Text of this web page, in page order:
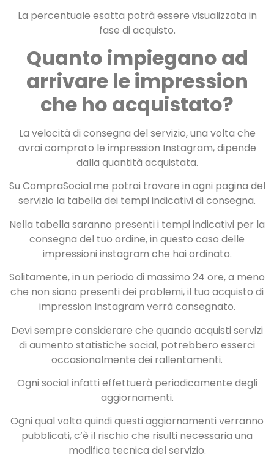
La percentuale esatta potrà essere visualizzata in
fase di acquisto.
Quanto impiegano ad
arrivare le impression
che ho acquistato?
La velocità di consegna del servizio, una volta che
avrai comprato le impression Instagram, dipende
dalla quantità acquistata.
Su CompraSocial.me potrai trovare in ogni pagina del
servizio la tabella dei tempi indicativi di consegna.
Nella tabella saranno presenti i tempi indicativi per la
consegna del tuo ordine, in questo caso delle
impressioni instagram che hai ordinato.
Solitamente, in un periodo di massimo 24 ore, a meno
che non siano presenti dei problemi, il tuo acquisto di
impression Instagram verrà consegnato.
Devi sempre considerare che quando acquisti servizi
di aumento statistiche social, potrebbero esserci
occasionalmente dei rallentamenti.
Ogni social infatti effettuerà periodicamente degli
aggiornamenti.
Ogni qual volta quindi questi aggiornamenti verranno
pubblicati, c’è il rischio che risulti necessaria una
modifica tecnica del servizio.